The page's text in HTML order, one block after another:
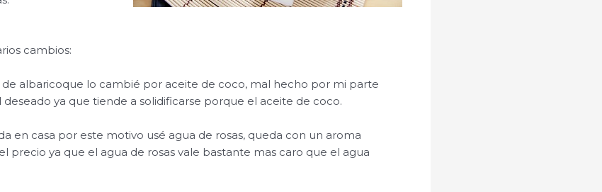
cambios:
albaricoque lo cambié por aceite de coco, mal hecho por mi parte
ya que tiende a solidificarse porque el aceite de coco.
en casa por este motivo usé agua de rosas, queda con un aroma
precio ya que el agua de rosas vale bastante mas caro que el agua